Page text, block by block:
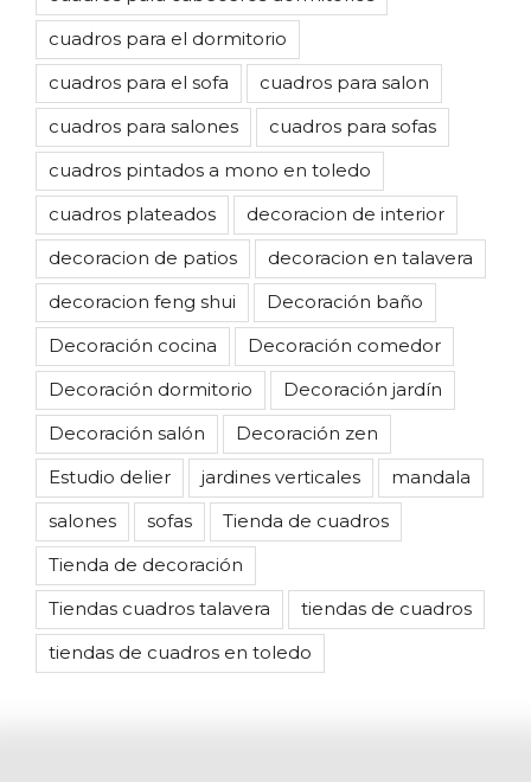
cuadros para el dormitorio
cuadros para el sofa
cuadros para salon
cuadros para salones
cuadros para sofas
cuadros pintados a mono en toledo
cuadros plateados
decoracion de interior
decoracion de patios
decoracion en talavera
decoracion feng shui
Decoración baño
Decoración cocina
Decoración comedor
Decoración dormitorio
Decoración jardín
Decoración salón
Decoración zen
Estudio delier
jardines verticales
mandala
salones
sofas
Tienda de cuadros
Tienda de decoración
Tiendas cuadros talavera
tiendas de cuadros
tiendas de cuadros en toledo